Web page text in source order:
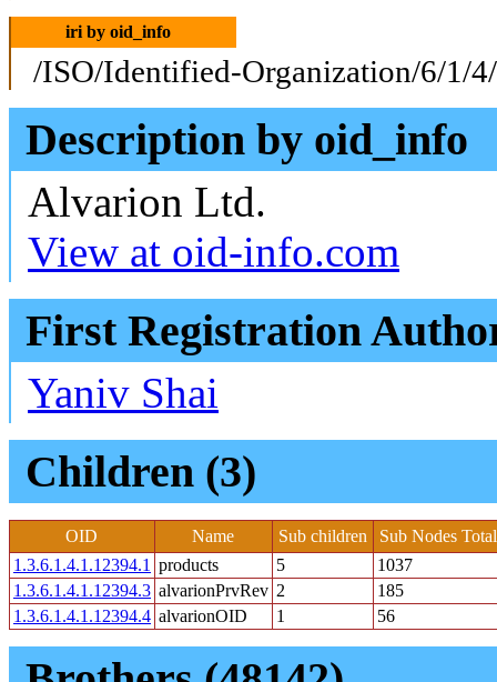
iri by oid_info
/ISO/Identified-Organization/6/1/
Description by oid_info
Alvarion Ltd.
View at oid-info.com
First Registration
Yaniv Shai
Children (3)
OID Name Sub children
Sub Nodes Total
1.3.6.1.4.1.12394.1 products 5
1037
1.3.6.1.4.1.12394.3 alvarionPrvRev 2
185
1.3.6.1.4.1.12394.4 alvarionOID 1 56